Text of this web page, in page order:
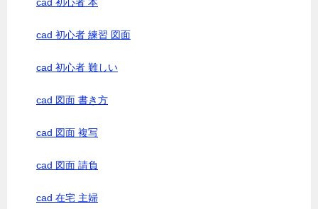
cad 初心者 練習 図面
cad 初心者 難しい
cad 図面 書き方
cad 図面 複写
cad 図面 請負
cad 在宅 主婦